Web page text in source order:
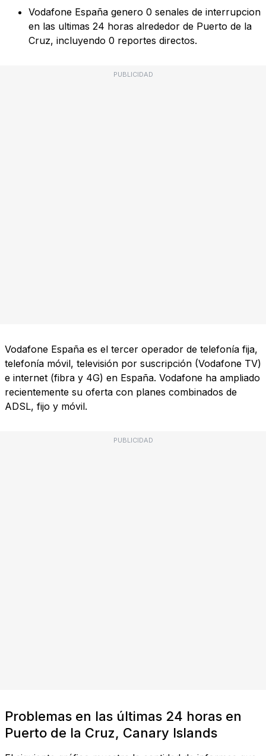
Vodafone España genero 0 senales de interrupcion
en las ultimas 24 horas alrededor de Puerto de la
Cruz, incluyendo 0 reportes directos.
PUBLICIDAD
Vodafone España es el tercer operador de telefonía fija,
telefonía móvil, televisión por suscripción (Vodafone TV)
e internet (fibra y 4G) en España. Vodafone ha ampliado
recientemente su oferta con planes combinados de
ADSL, fijo y móvil.
PUBLICIDAD
Problemas en las últimas 24 horas en
Puerto de la Cruz, Canary Islands